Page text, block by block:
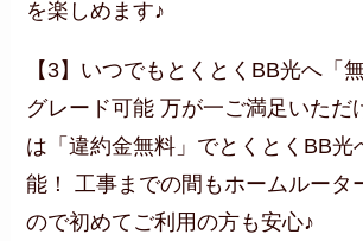
を楽しめます♪
【3】いつでもとくとくBB光へ「
グレード可能 万が一ご満足いただ
は「違約金無料」でとくとくBB光
能！ 工事までの間もホームルータ
ので初めてご利用の方も安心♪